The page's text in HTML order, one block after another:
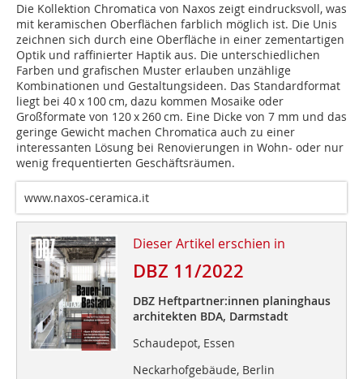
Die Kollektion Chromatica von Naxos zeigt eindrucksvoll, was
mit keramischen Oberflächen farblich möglich ist. Die Unis
zeichnen sich durch eine Oberfläche in einer zementartigen
Optik und raffinierter Haptik aus. Die unterschiedlichen
Farben und grafischen Muster erlauben unzählige
Kombinationen und Gestaltungsideen. Das Standardformat
liegt bei 40 x 100 cm, dazu kommen Mosaike oder
Großformate von 120 x 260 cm. Eine Dicke von 7 mm und das
geringe Gewicht machen Chromatica auch zu einer
interessanten Lösung bei Renovierungen in Wohn- oder nur
wenig frequentierten Geschäftsräumen.
www.naxos-ceramica.it
Dieser Artikel erschien in
DBZ 11/2022
DBZ Heftpartner:innen planinghaus
architekten BDA, Darmstadt
Schaudepot, Essen
Neckarhofgebäude, Berlin